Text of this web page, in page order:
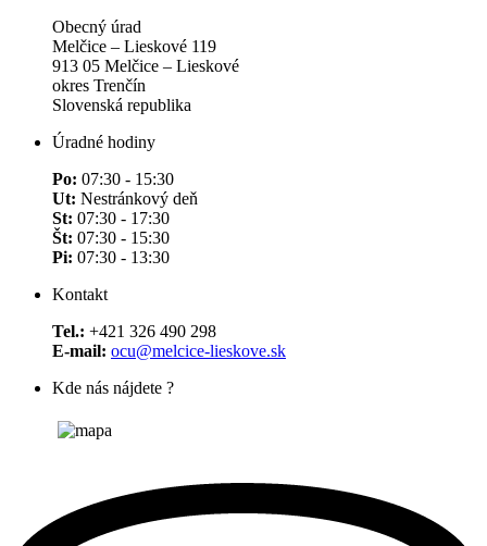
Obecný úrad
Melčice – Lieskové 119
913 05 Melčice – Lieskové
okres Trenčín
Slovenská republika
Úradné hodiny
Po: 07:30 - 15:30
Ut: Nestránkový deň
St: 07:30 - 17:30
Št: 07:30 - 15:30
Pi: 07:30 - 13:30
Kontakt
Tel.: +421 326 490 298
E-mail: ocu@melcice-lieskove.sk
Kde nás nájdete ?